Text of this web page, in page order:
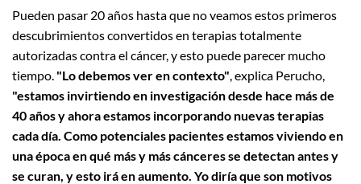
Pueden pasar 20 años hasta que no veamos estos primeros
descubrimientos convertidos en terapias totalmente
autorizadas contra el cáncer, y esto puede parecer mucho
tiempo. "Lo debemos ver en contexto", explica Perucho,
"estamos invirtiendo en investigación desde hace más de
40 años y ahora estamos incorporando nuevas terapias
cada día. Como potenciales pacientes estamos viviendo en
una época en qué más y más cánceres se detectan antes y
se curan, y esto irá en aumento. Yo diría que son motivos